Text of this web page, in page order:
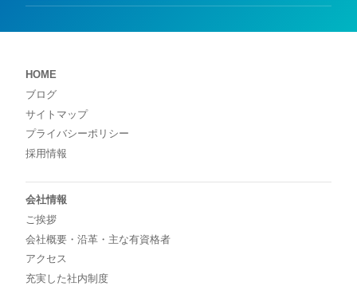
HOME
ブログ
サイトマップ
プライバシーポリシー
採用情報
会社情報
ご挨拶
会社概要・沿革・主な有資格者
アクセス
充実した社内制度